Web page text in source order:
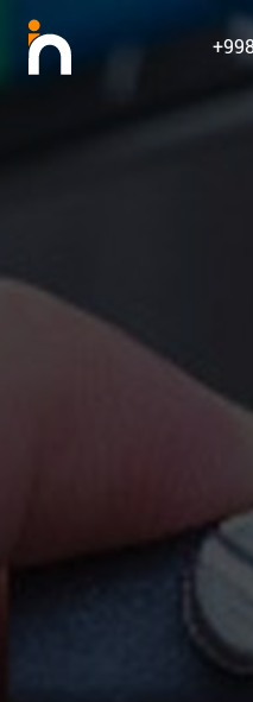
Ваше имя
E-mail или телефон